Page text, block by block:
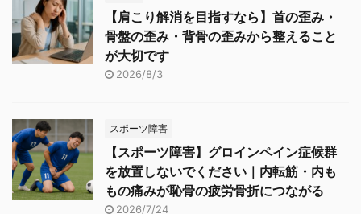
【肩こり解消を目指すなら】首の歪み・
骨盤の歪み・背骨の歪みから整えること
が大切です
2026/8/3
スポーツ障害
【スポーツ障害】グロインペイン症候群
を放置しないでください｜内転筋・内も
もの痛みが恥骨の疲労骨折につながる
2026/7/24